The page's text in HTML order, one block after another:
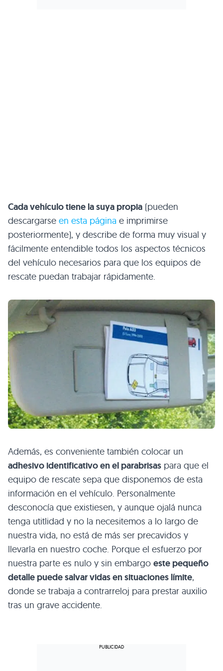
Cada vehículo tiene la suya propia (pueden
descargarse en esta página e imprimirse
posteriormente), y describe de forma muy visual y
fácilmente entendible todos los aspectos técnicos
del vehículo necesarios para que los equipos de
rescate puedan trabajar rápidamente.
Además, es conveniente también colocar un
adhesivo identificativo en el parabrisas para que el
equipo de rescate sepa que disponemos de esta
información en el vehículo. Personalmente
desconocía que existiesen, y aunque ojalá nunca
tenga utitlidad y no la necesitemos a lo largo de
nuestra vida, no está de más ser precavidos y
llevarla en nuestro coche. Porque el esfuerzo por
nuestra parte es nulo y sin embargo este pequeño
detalle puede salvar vidas en situaciones límite,
donde se trabaja a contrarreloj para prestar auxilio
tras un grave accidente.